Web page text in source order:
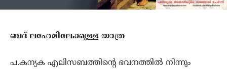
ബദ് ലഹേമിലേക്കുള്ള യാത്ര
പ.കന്യക എലിസബത്തിന്‍റെ ഭവനത്തില്‍ നിന്നും